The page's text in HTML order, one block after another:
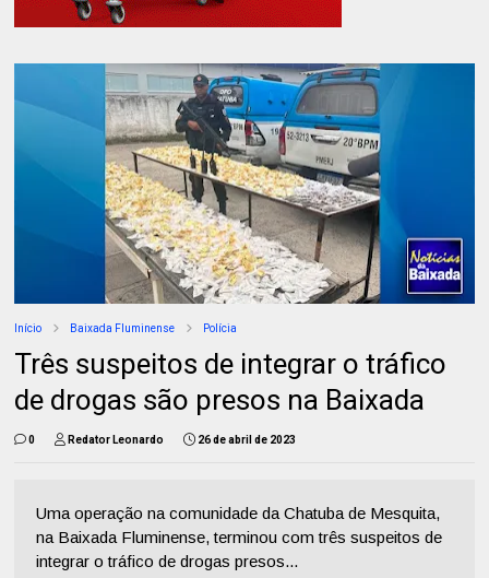
Início Baixada Fluminense Polícia
Três suspeitos de integrar o tráfico
de drogas são presos na Baixada
0 Redator Leonardo 26 de abril de 2023
Uma operação na comunidade da Chatuba de Mesquita,
na Baixada Fluminense, terminou com três suspeitos de
integrar o tráfico de drogas presos...